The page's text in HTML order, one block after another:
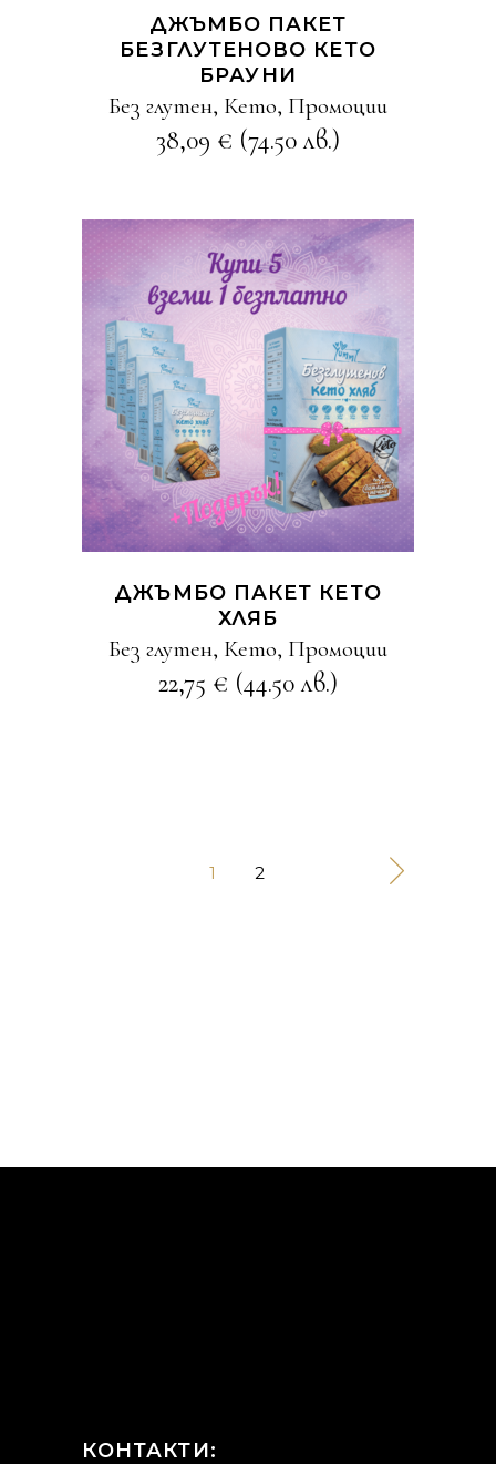
ДЖЪМБО ПАКЕТ
БЕЗГЛУТЕНОВО КЕТО
БРАУНИ
Без глутен, Кето, Промоции
38,09 € (74.50 лв.)
КУПИ
ДЖЪМБО ПАКЕТ КЕТО
ХЛЯБ
Без глутен, Кето, Промоции
22,75 € (44.50 лв.)
1 2
КОНТАКТИ: